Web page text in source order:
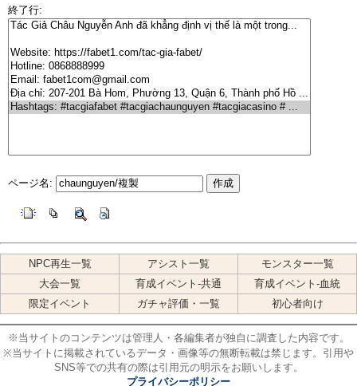
終了行:
ページ名:
NPC再生一覧 アシスト一覧
モンスター一覧
大会一覧
育成イベント-共通
育成イベント-血統
限定イベント
ガチャ評価・一覧 初心者向け
※当サイトのコンテンツは管理人・各編集者が独自に調査した内容です。
※当サイトに掲載されているデータ・画像等の無断転載は禁じます。引用や
SNS等での共有の際は引用元の明示をお願いします。
プライバシーポリシー